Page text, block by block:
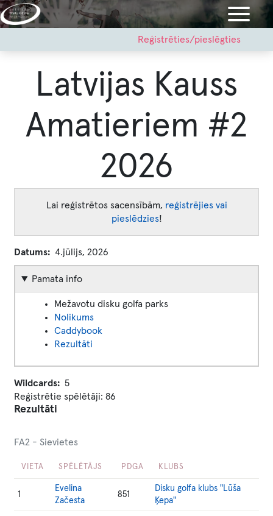
Pārlekt
uz
menu
Reģistrēties/pieslēgties
Latvijas Kauss
Amatieriem #2
2026
Lai reģistrētos sacensībām, reģistrējies vai
pieslēdzies!
Datums 4.jūlijs, 2026
Pamata info
Mežavotu disku golfa parks
Nolikums
Caddybook
Rezultāti
Wildcards
5
Reģistrētie spēlētāji: 86
Rezultāti
FA2 - Sievietes
VIETA SPĒLĒTĀJS PDGA KLUBS
1
Evelina
Začesta
851
Disku golfa klubs "Lūša
Ķepa"